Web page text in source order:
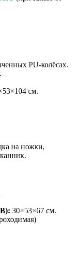
PU‑колёсах.
см.
на ножки,
30×53×67 см.